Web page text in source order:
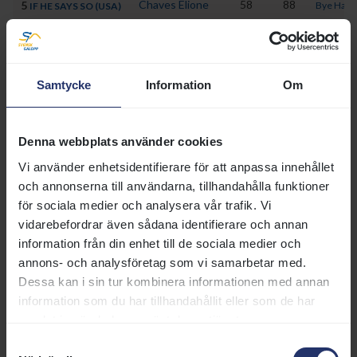
Samtycke Information Om
Denna webbplats använder cookies
Vi använder enhetsidentifierare för att anpassa innehållet
och annonserna till användarna, tillhandahålla funktioner
för sociala medier och analysera vår trafik. Vi
vidarebefordrar även sådana identifierare och annan
information från din enhet till de sociala medier och
annons- och analysföretag som vi samarbetar med.
Dessa kan i sin tur kombinera informationen med annan
information som du har tillhandahållit eller som de har
5 IF HE SAYS SO (USA) Chaves Elione 58 88 Bye
6 BENTLEY BF (IRE) 80
Starttid 19:15, 1730 m Dirt-track
1 OUR BEAR (IRE) Lopez Carlos
2 CHARLIE NOSTO (NOR) Hagelund-Holm Nora 59
3 U S GOLDTOWN (USA) Gråberg Per-Anders
De Barros Dayversom 59
59